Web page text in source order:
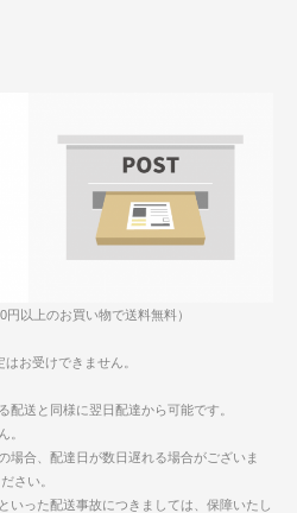
以上のお買い物で送料無料）
お受けできません。
配送と同様に翌日配達から可能です。
。
合、配達日が数日遅れる場合がございま
さい。
いった配送事故につきましては、保障いたし